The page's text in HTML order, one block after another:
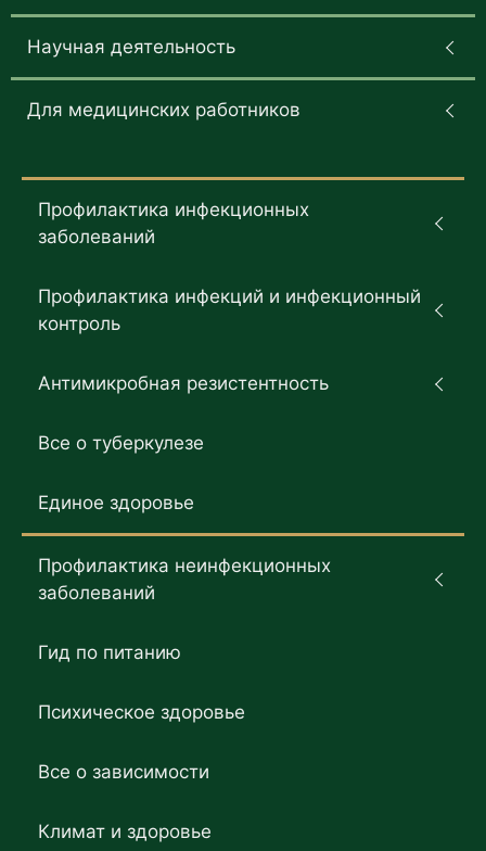
Научная деятельность
Для медицинских работников
Профилактика инфекционных
заболеваний
Профилактика инфекций и инфекционный
контроль
Антимикробная резистентность
Все о туберкулезе
Единое здоровье
Профилактика неинфекционных
заболеваний
Гид по питанию
Психическое здоровье
Все о зависимости
Климат и здоровье